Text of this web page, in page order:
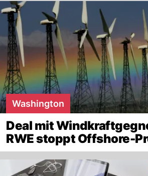
Washington
Deal mit
RWE stoppt Offshore-